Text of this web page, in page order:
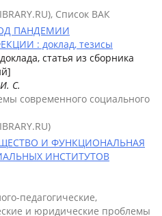
Список ВАК
ПАНДЕМИИ
: доклад, тезисы
статья из сборника
С.
современного социального
И ФУНКЦИОНАЛЬНАЯ
ИНСТИТУТОВ
педагогические,
и юридические проблемы